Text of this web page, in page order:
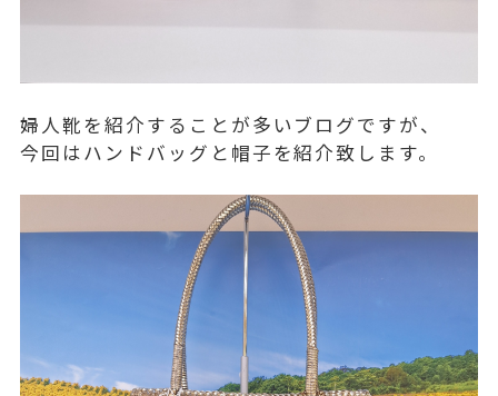
婦人靴を紹介することが多いブログですが、
今回はハンドバッグと帽子を紹介致します。